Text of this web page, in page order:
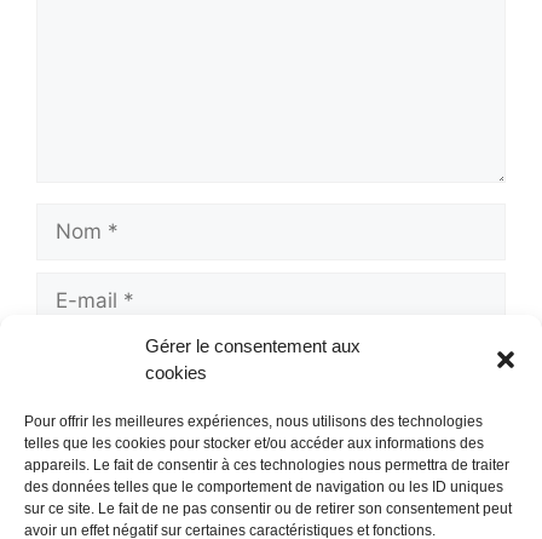
Gérer le consentement aux
cookies
Pour offrir les meilleures expériences, nous utilisons des technologies
telles que les cookies pour stocker et/ou accéder aux informations des
appareils. Le fait de consentir à ces technologies nous permettra de traiter
des données telles que le comportement de navigation ou les ID uniques
sur ce site. Le fait de ne pas consentir ou de retirer son consentement peut
avoir un effet négatif sur certaines caractéristiques et fonctions.